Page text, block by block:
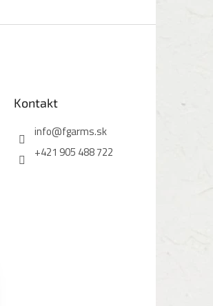
Kontakt
info@fgarms.sk
+421 905 488 722